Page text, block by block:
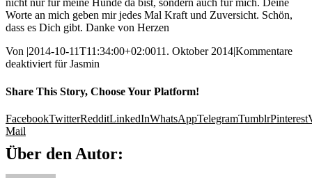
nicht nur für meine Hunde da bist, sondern auch für mich. Deine
Worte an mich geben mir jedes Mal Kraft und Zuversicht. Schön,
dass es Dich gibt. Danke von Herzen
Von |2014-10-11T11:34:00+02:0011. Oktober 2014|Kommentare
deaktiviertfür Jasmin
Share This Story, Choose Your Platform!
FacebookTwitterRedditLinkedInWhatsAppTelegramTumblrPinterest
Mail
Über den Autor: